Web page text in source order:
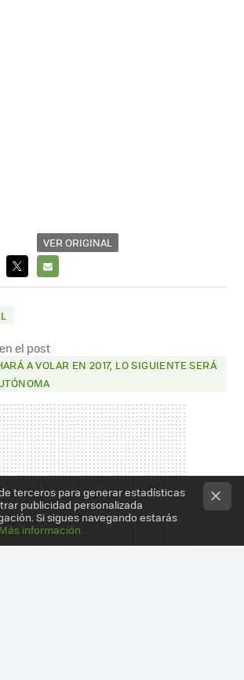
VER ORIGINAL
X
E-
el post
A VOLAR EN 2017, LO SIGUIENTE SERÁ
terceros para generar estadísticas
publicidad personalizada
Si sigues navegando estarás
Más información